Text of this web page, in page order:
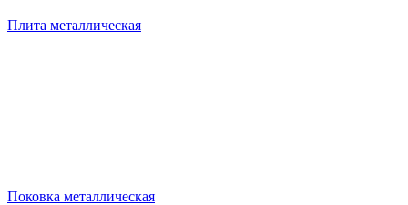
Плита металлическая
Поковка металлическая